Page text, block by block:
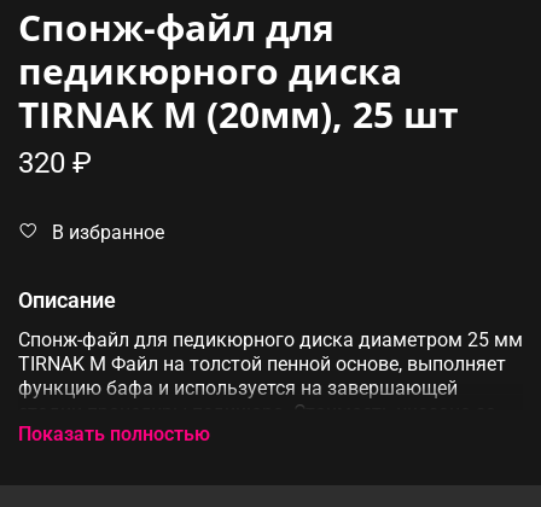
Спонж-файл для
педикюрного диска
TIRNAK M (20мм), 25 шт
320 ₽
В избранное
Описание
Спонж-файл для педикюрного диска диаметром 25 мм
TIRNAK M Файл на толстой пенной основе, выполняет
функцию бафа и используется на завершающей
стадии процедуры педикюра. Стоимость указана за
комплект 25 шт
Показать полностью